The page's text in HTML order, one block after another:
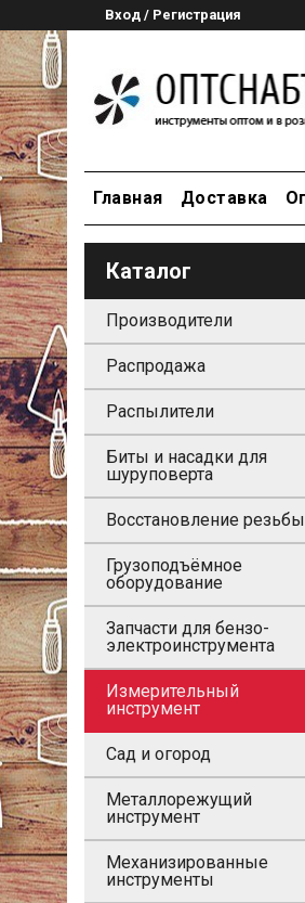
Вход / Регистрация
Главная Доставка
Каталог
Производители
Распродажа
Распылители
Биты и насадки для
шуруповерта
Восстановление резьбы
Грузоподъёмное
оборудование
Запчасти для бензо-
электроинструмента
Измерительный
инструмент
Сад и огород
Металлорежущий
инструмент
Механизированные
инструменты